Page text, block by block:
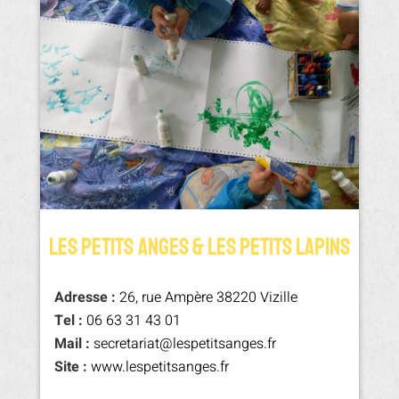
LES PeTITS ANGES & LES PeTITS LAPINS
Adresse : 26, rue Ampère 38220 Vizille
Tel : 06 63 31 43 01
Mail : secretariat@lespetitsanges.fr
Site : www.lespetitsanges.fr